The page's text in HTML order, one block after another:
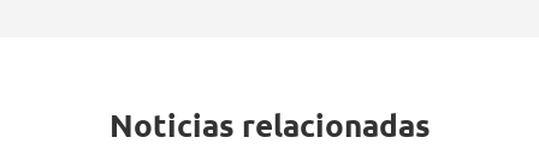
Noticias relacionadas